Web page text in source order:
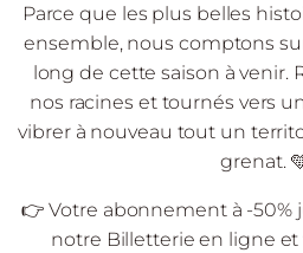
Parce que les plus belles
ensemble, nous comptons
long de cette saison à venir.
nos racines et tournés vers
vibrer à nouveau tout un
grenat.
👉 Votre abonnement à -50%
notre Billetterie en ligne